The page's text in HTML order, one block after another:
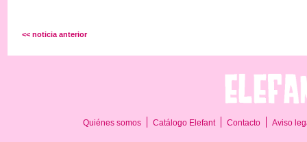
<< noticia anterior
Quiénes somos Catálogo Elefant Contacto Aviso